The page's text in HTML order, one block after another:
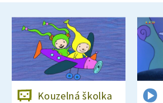
Kouzelná školka